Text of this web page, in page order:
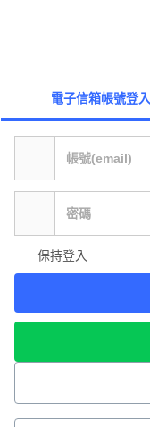
電子信箱帳號登入
保持登入